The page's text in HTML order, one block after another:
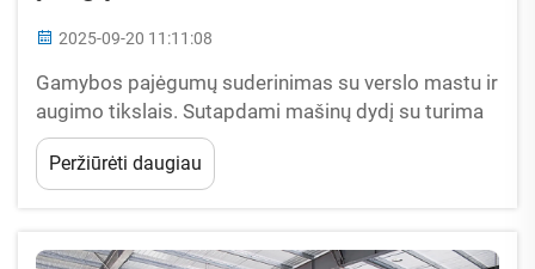
2025-09-20 11:11:08
Gamybos pajėgumų suderinimas su verslo mastu ir
augimo tikslais. Sutapdami mašinų dydį su turima
gamyklos erdve ir išdėstymu. Gamybos linijų
užimama vieta tiesiogiai veikia operacinį
efektyvumą gaminant gofruotą popierių. Įranga
Peržiūrėti daugiau